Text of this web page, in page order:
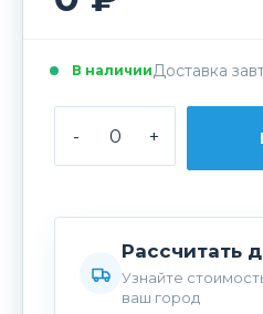
В наличииДоставка
- +
Рассчитать
Узнайте
ваш город